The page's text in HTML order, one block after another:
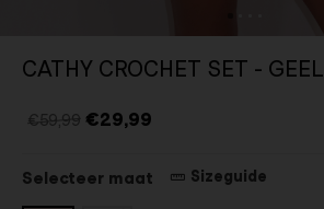
CATHY CROCHET SET - GEEL
€59,99 €29,99
Selecteer maat Sizeguide